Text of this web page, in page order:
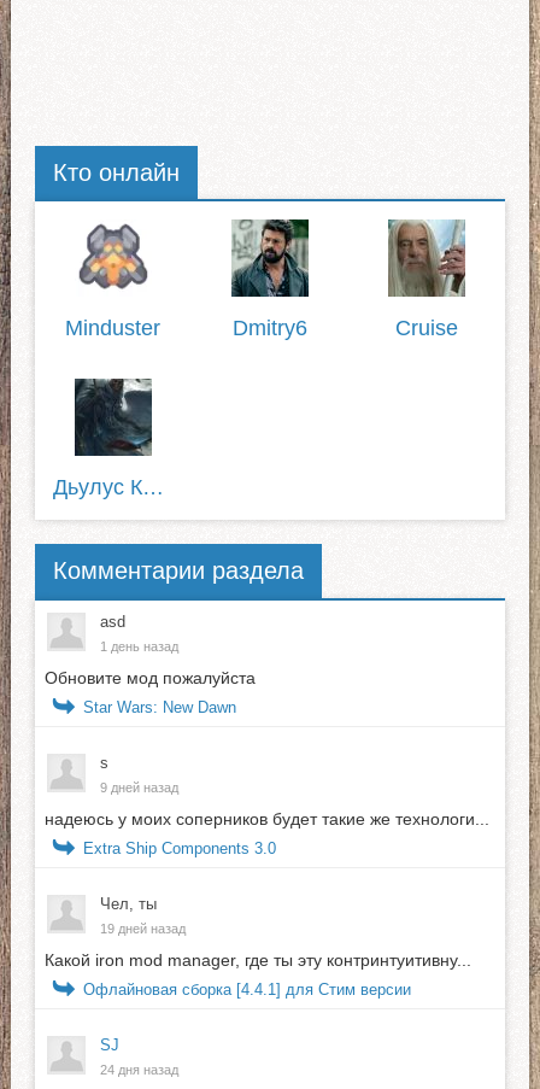
Кто онлайн
Minduster Dmitry6 Cruise
Дьулус Катанов
Комментарии раздела
asd
1 день назад
Обновите мод пожалуйста
Star Wars: New Dawn
s
9 дней назад
надеюсь у моих соперников будет такие же технологи...
Extra Ship Components 3.0
Чел, ты
19 дней назад
Какой iron mod manager, где ты эту контринтуитивну...
Офлайновая сборка [4.4.1] для Стим версии
SJ
24 дня назад